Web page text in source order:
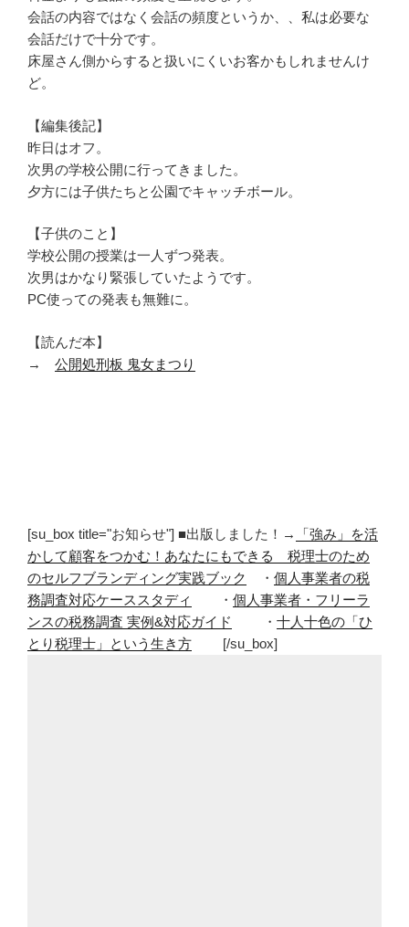
会話の内容ではなく会話の頻度というか、、私は必要な
会話だけで十分です。
床屋さん側からすると扱いにくいお客かもしれませんけ
ど。
【編集後記】
昨日はオフ。
次男の学校公開に行ってきました。
夕方には子供たちと公園でキャッチボール。
【子供のこと】
学校公開の授業は一人ずつ発表。
次男はかなり緊張していたようです。
PC使っての発表も無難に。
【読んだ本】
→ 公開処刑板 鬼女まつり
[su_box title="お知らせ"] ■出版しました！→
「強み」を活
かして顧客をつかむ！あなたにもできる 税理士のため
のセルフブランディング実践ブック
・ 個人事業者の税
務調査対応ケーススタディ
・ 個人事業者・フリーラ
ンスの税務調査 実例&対応ガイド
・ 十人十色の「ひ
とり税理士」という生き方 [/su_box]